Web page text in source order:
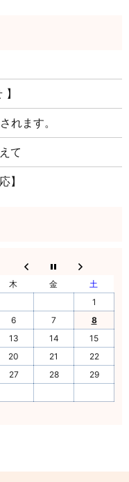
れます。
て
】
木 金
土
1
6 7
8
13 14
15
20 21
22
27 28
29